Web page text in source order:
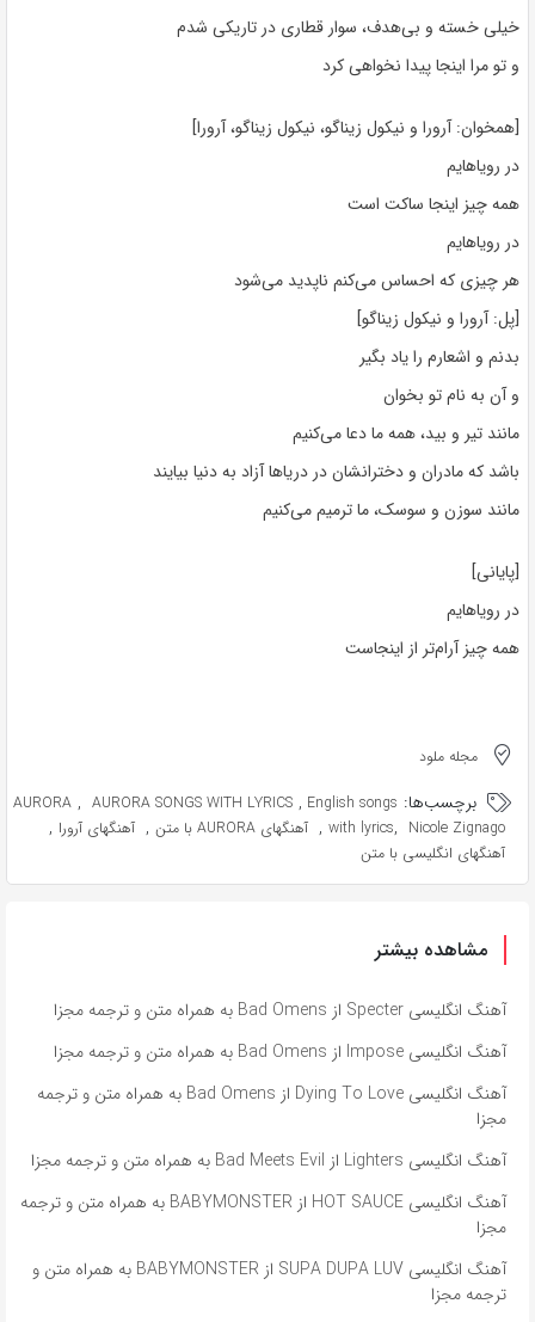
خیلی خسته و بی‌هدف، سوار قطاری در تاریکی شدم
و تو مرا اینجا پیدا نخواهی کرد
[همخوان: آرورا و نیکول زیناگو، نیکول زیناگو، آرورا]
در رویاهایم
همه چیز اینجا ساکت است
در رویاهایم
هر چیزی که احساس می‌کنم ناپدید می‌شود
[پل: آرورا و نیکول زیناگو]
بدنم و اشعارم را یاد بگیر
و آن به نام تو بخوان
مانند تیر و بید، همه ما دعا می‌کنیم
باشد که مادران و دخترانشان در دریاها آزاد به دنیا بیایند
مانند سوزن و سوسک، ما ترمیم می‌کنیم
[پایانی]
در رویاهایم
همه چیز آرام‌تر از اینجاست
مجله ملود
برچسب‌ها: AURORA , AURORA SONGS WITH LYRICS , English songs
with lyrics, Nicole Zignago
, آهنگهای AURORA با متن , آهنگهای آرورا ,
آهنگهای انگلیسی با متن
مشاهده بیشتر
آهنگ انگلیسی Specter از Bad Omens به همراه متن و ترجمه مجزا
آهنگ انگلیسی Impose از Bad Omens به همراه متن و ترجمه مجزا
آهنگ انگلیسی Dying To Love از Bad Omens به همراه متن و ترجمه
مجزا
آهنگ انگلیسی Lighters از Bad Meets Evil به همراه متن و ترجمه مجزا
آهنگ انگلیسی HOT SAUCE از BABYMONSTER به همراه متن و ترجمه
مجزا
آهنگ انگلیسی SUPA DUPA LUV از BABYMONSTER به همراه متن و
ترجمه مجزا